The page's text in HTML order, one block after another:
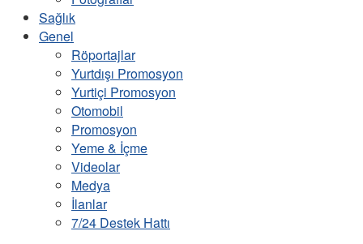
Sağlık
Genel
Röportajlar
Yurtdışı Promosyon
Yurtiçi Promosyon
Otomobil
Promosyon
Yeme & İçme
Videolar
Medya
İlanlar
7/24 Destek Hattı